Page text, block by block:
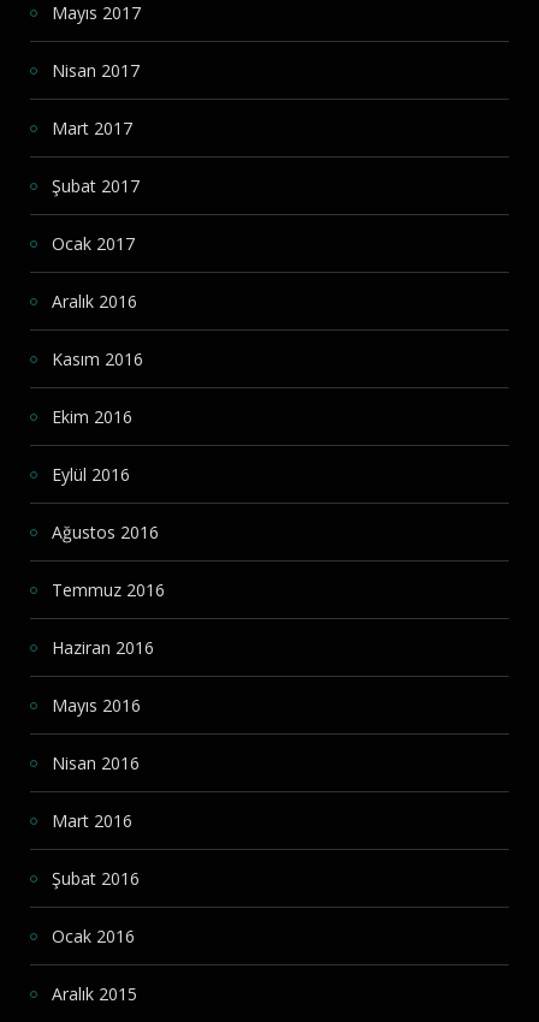
Mayıs 2017
Nisan 2017
Mart 2017
Şubat 2017
Ocak 2017
Aralık 2016
Kasım 2016
Ekim 2016
Eylül 2016
Ağustos 2016
Temmuz 2016
Haziran 2016
Mayıs 2016
Nisan 2016
Mart 2016
Şubat 2016
Ocak 2016
Aralık 2015